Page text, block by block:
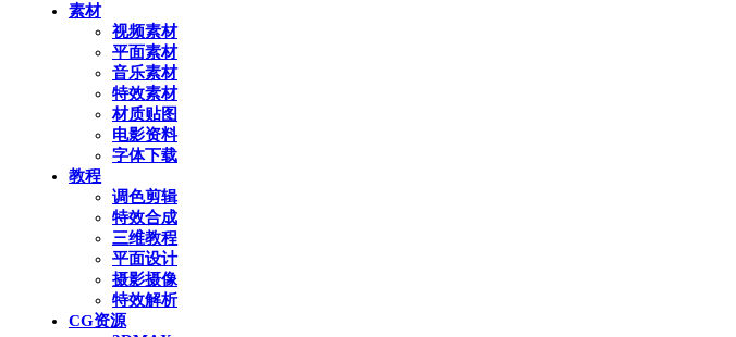
素材
视频素材
平面素材
音乐素材
特效素材
材质贴图
电影资料
字体下载
教程
调色剪辑
特效合成
三维教程
平面设计
摄影摄像
特效解析
CG资源